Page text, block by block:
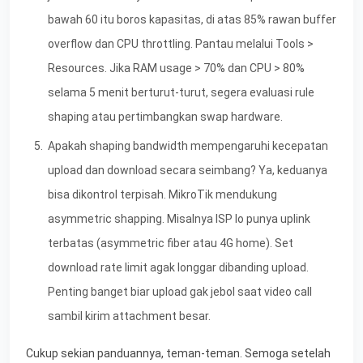
bawah 60 itu boros kapasitas, di atas 85% rawan buffer
overflow dan CPU throttling. Pantau melalui Tools >
Resources. Jika RAM usage > 70% dan CPU > 80%
selama 5 menit berturut-turut, segera evaluasi rule
shaping atau pertimbangkan swap hardware.
Apakah shaping bandwidth mempengaruhi kecepatan
upload dan download secara seimbang? Ya, keduanya
bisa dikontrol terpisah. MikroTik mendukung
asymmetric shapping. Misalnya ISP lo punya uplink
terbatas (asymmetric fiber atau 4G home). Set
download rate limit agak longgar dibanding upload.
Penting banget biar upload gak jebol saat video call
sambil kirim attachment besar.
Cukup sekian panduannya, teman-teman. Semoga setelah